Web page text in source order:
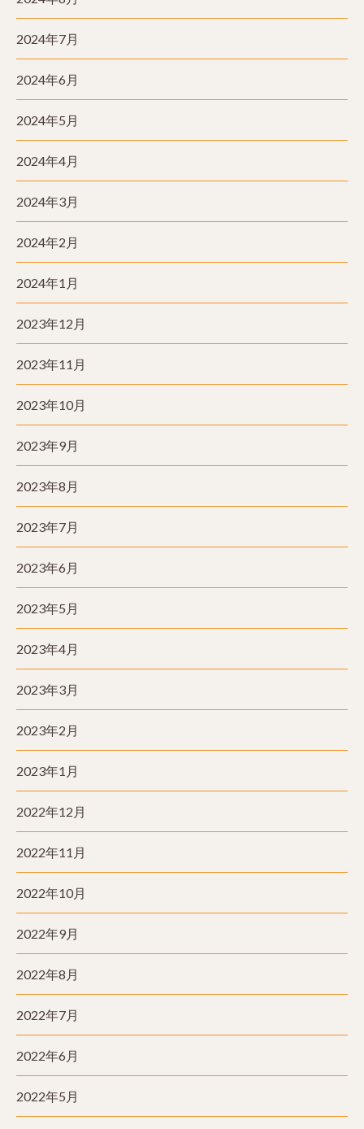
2024年7月
2024年6月
2024年5月
2024年4月
2024年3月
2024年2月
2024年1月
2023年12月
2023年11月
2023年10月
2023年9月
2023年8月
2023年7月
2023年6月
2023年5月
2023年4月
2023年3月
2023年2月
2023年1月
2022年12月
2022年11月
2022年10月
2022年9月
2022年8月
2022年7月
2022年6月
2022年5月